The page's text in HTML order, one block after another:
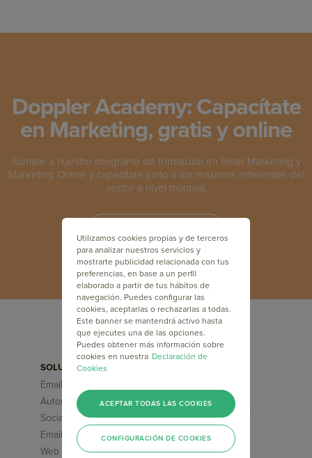
Doppler Academy: Capacítate
en Marketing, gratis y online
Súmate a nuestro programa de formación en Email Marketing y
Marketing Online y capacítate junto a los máximos referentes del
sector a nivel mundial.
SOLUCIONES
Email Marketing
Automation Marketing
Social Media ChatBot
Email Transaccional
Web Chatbot
Flujos pre-diseñados
Inteligencia Artificial
Reportes
Utilizamos cookies propias y de terceros
para analizar nuestros servicios y
mostrarte publicidad relacionada con tus
preferencias, en base a un perfil
elaborado a partir de tus hábitos de
navegación. Puedes configurar las
cookies, aceptarlas o rechazarlas a todas.
Este banner se mantendrá activo hasta
que ejecutes una de las opciones.
Puedes obtener más información sobre
cookies en nuestra Declaración de
Cookies
ACEPTAR TODAS LAS COOKIES
CONFIGURACIÓN DE COOKIES